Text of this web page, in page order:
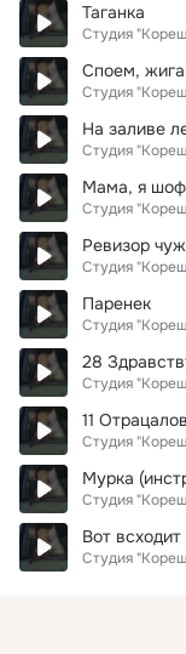
Таганка
Студия
Споем,
Студия
На заливе
Студия
Мама, я
Студия
Ревизор
Студия
Паренек
Студия
28
Студия
Студия
Мурка
Студия
Вот
Студия